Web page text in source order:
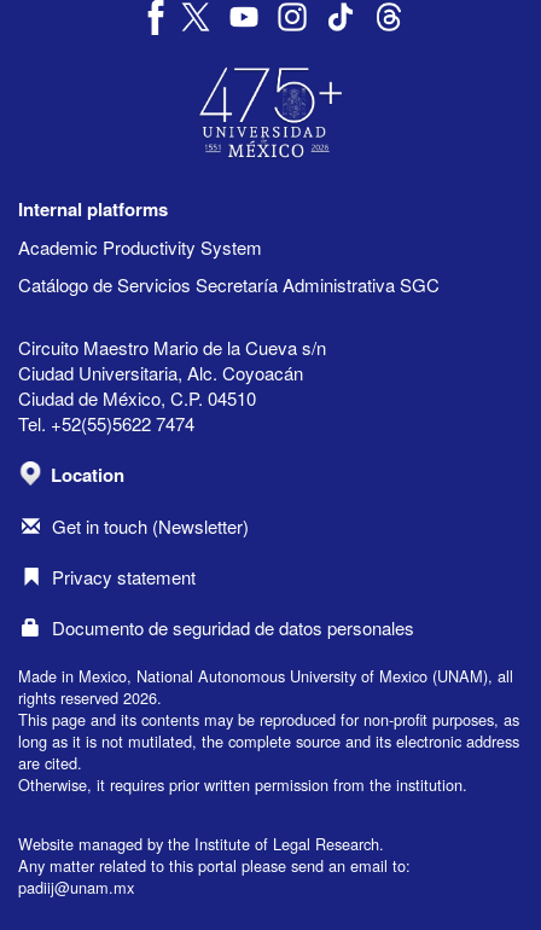
Internal platforms
Academic Productivity System
Catálogo de Servicios Secretaría Administrativa SGC
Circuito Maestro Mario de la Cueva s/n
Ciudad Universitaria, Alc. Coyoacán
Ciudad de México, C.P. 04510
Tel. +52(55)5622 7474
Location
Get in touch (Newsletter)
Privacy statement
Documento de seguridad de datos personales
Made in Mexico, National Autonomous University of Mexico (UNAM), all
rights reserved 2026.
This page and its contents may be reproduced for non-profit purposes, as
long as it is not mutilated, the complete source and its electronic address
are cited.
Otherwise, it requires prior written permission from the institution.
Website managed by the Institute of Legal Research.
Any matter related to this portal please send an email to:
padiij@unam.mx